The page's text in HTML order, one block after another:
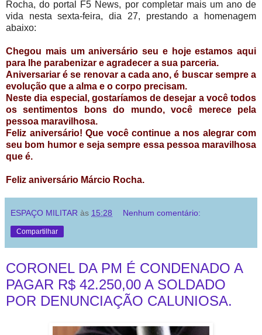
Rocha, do portal F5 News, por completar mais um ano de
vida nesta sexta-feira, dia 27, prestando a homenagem
abaixo:
Chegou mais um aniversário seu e hoje estamos aqui
para lhe parabenizar e agradecer a sua parceria.
Aniversariar é se renovar a cada ano, é buscar sempre a
evolução que a alma e o corpo precisam.
Neste dia especial, gostaríamos de desejar a você todos
os sentimentos bons do mundo, você merece pela
pessoa maravilhosa.
Feliz aniversário! Que você continue a nos alegrar com
seu bom humor e seja sempre essa pessoa maravilhosa
que é.
Feliz aniversário Márcio Rocha.
ESPAÇO MILITAR às 15:28 Nenhum comentário:
Compartilhar
CORONEL DA PM É CONDENADO A
PAGAR R$ 42.250,00 A SOLDADO
POR DENUNCIAÇÃO CALUNIOSA.